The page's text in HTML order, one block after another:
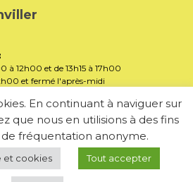
12h00 et de 13h15 à 17h00
et fermé l'après-midi
90
d’Agglomération Saint-Avold
En continuant à naviguer sur
que nous en utilisions à des fins
fréquentation anonyme.
et cookies Tout accepter